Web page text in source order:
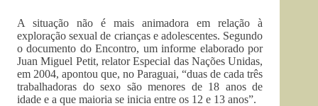
A situação não é mais animadora em relação à
exploração sexual de crianças e adolescentes. Segundo
o documento do Encontro, um informe elaborado por
Juan Miguel Petit, relator Especial das Nações Unidas,
em 2004, apontou que, no Paraguai, “duas de cada três
trabalhadoras do sexo são menores de 18 anos de
idade e a que maioria se inicia entre os 12 e 13 anos”.